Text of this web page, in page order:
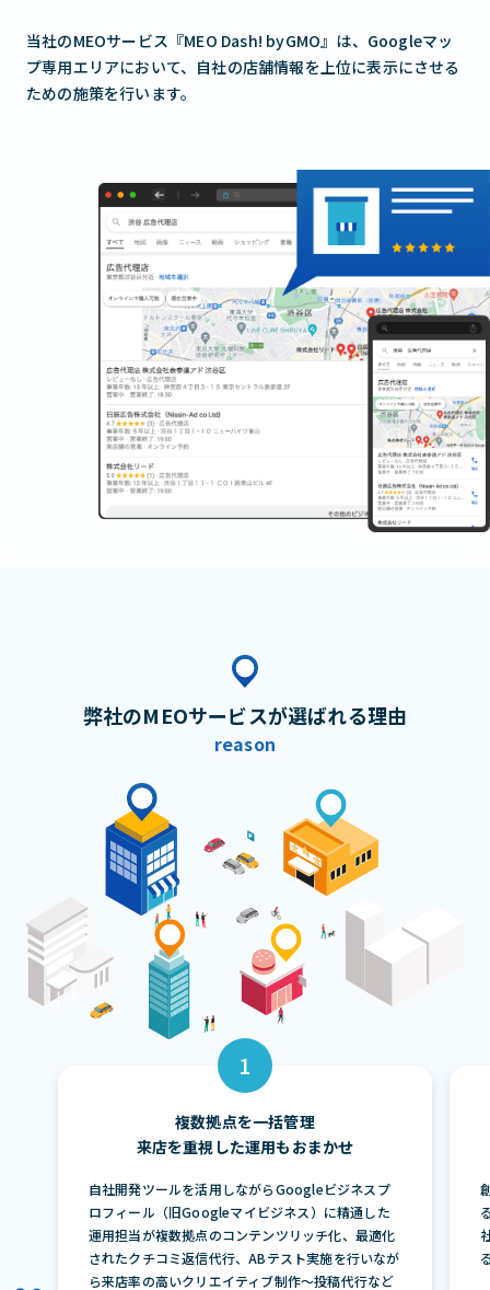
当社のMEOサービス『MEO Dash! byGMO』は、Googleマッ
プ専用エリアにおいて、自社の店舗情報を上位に表示にさせる
ための施策を行います。
弊社のMEOサービスが選ばれる理由
reason
複数拠点を一括管理
来店を重視した運用もおまかせ
自社開発ツールを活用しながらGoogleビジネスプ
ロフィール（旧Googleマイビジネス）に精通した
運用担当が複数拠点のコンテンツリッチ化、最適化
されたクチコミ返信代行、ABテスト実施を行いなが
ら来店率の高いクリエイティブ制作〜投稿代行など